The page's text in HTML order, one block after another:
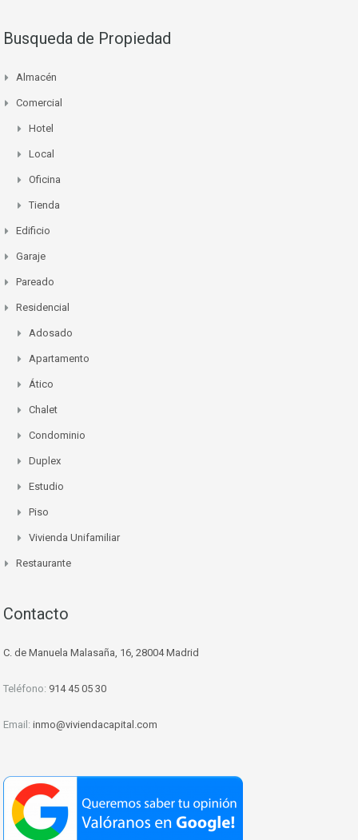
Busqueda de Propiedad
Almacén
Comercial
Hotel
Local
Oficina
Tienda
Edificio
Garaje
Pareado
Residencial
Adosado
Apartamento
Ático
Chalet
Condominio
Duplex
Estudio
Piso
Vivienda Unifamiliar
Restaurante
Contacto
C. de Manuela Malasaña, 16, 28004 Madrid
Teléfono: 914 45 05 30
Email: inmo@viviendacapital.com